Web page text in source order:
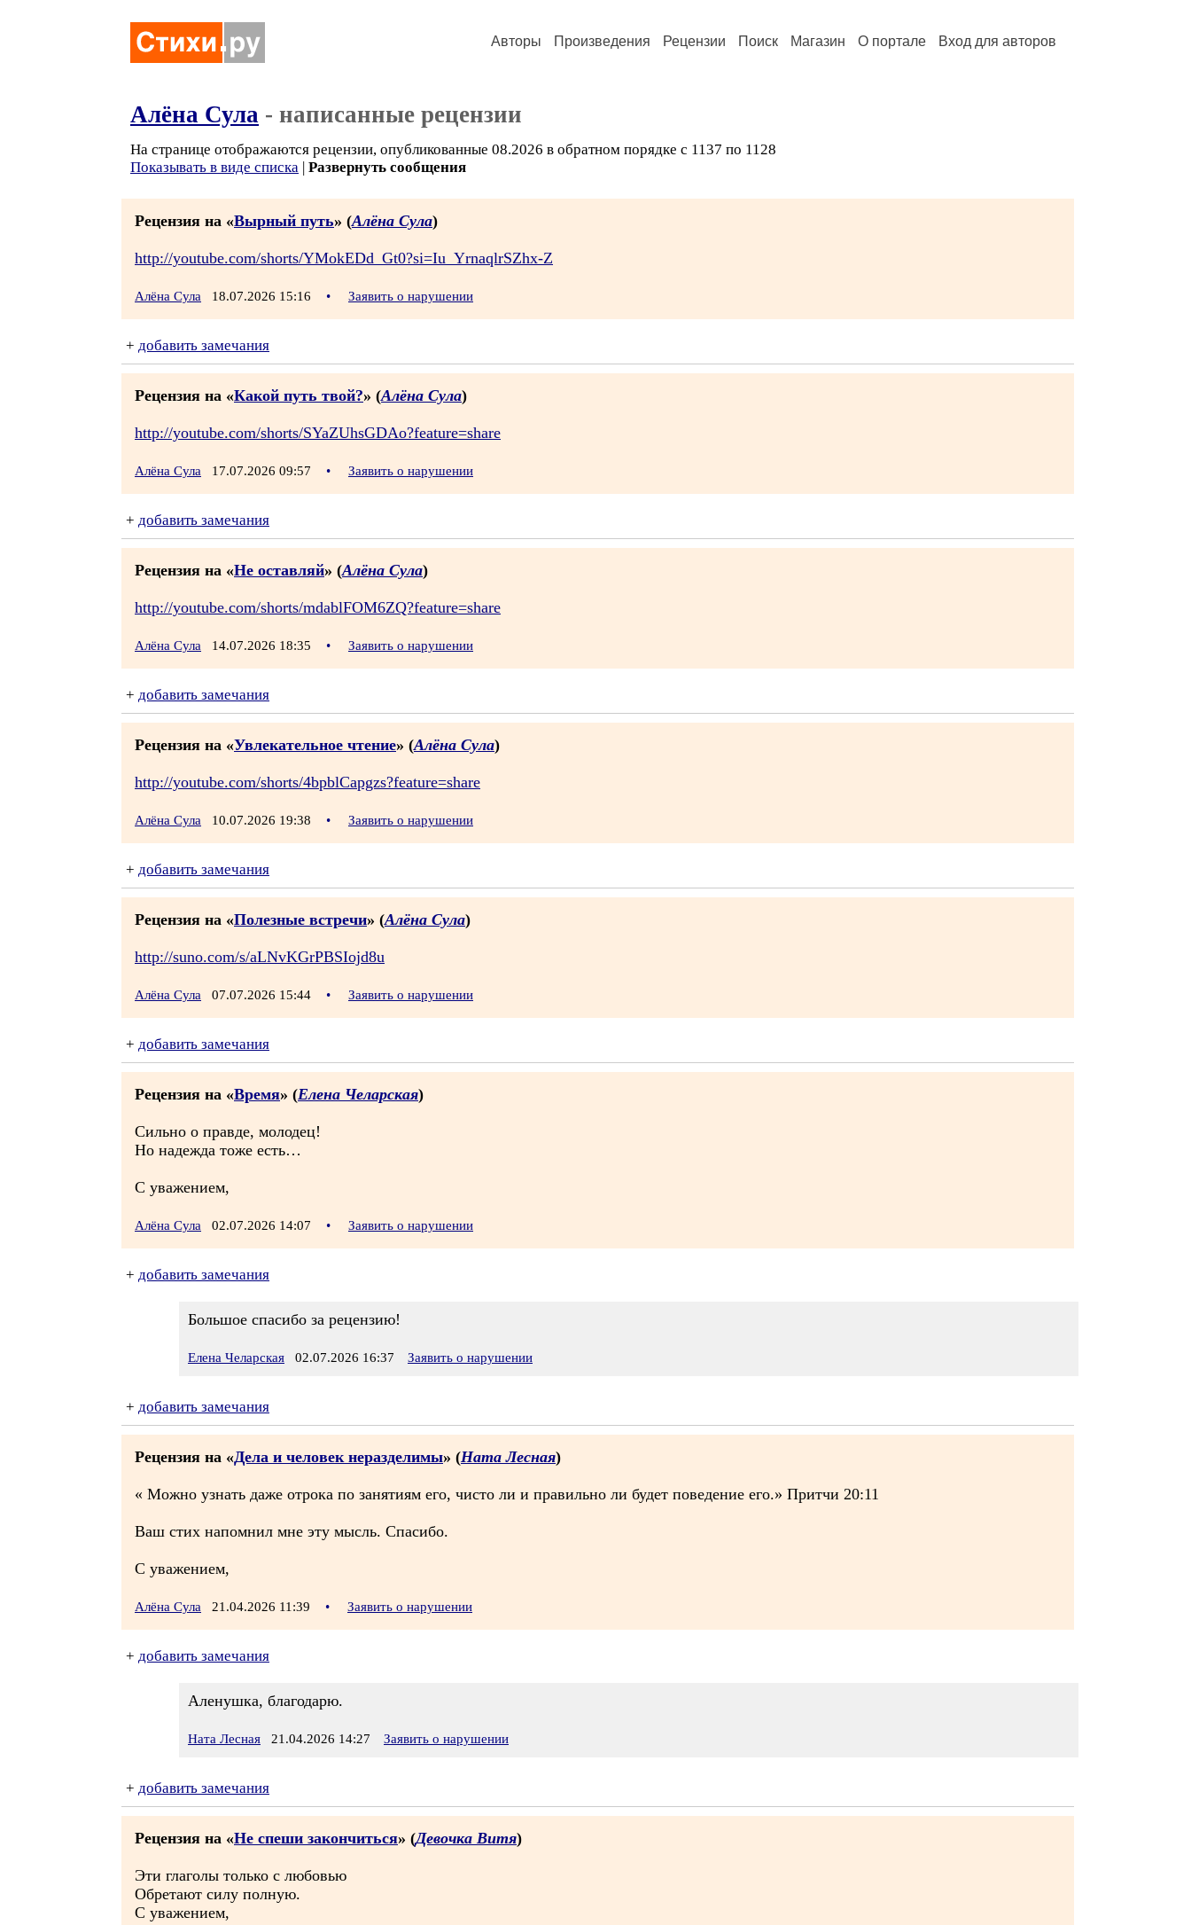
Авторы Произведения Рецензии Поиск Магазин О портале Вход для авторов
Алёна Сула - написанные рецензии
На странице отображаются рецензии, опубликованные 08.2026 в обратном порядке с 1137 по 1128
Показывать в виде списка | Развернуть сообщения
Рецензия на «Вырный путь» (Алёна Сула)
http://youtube.com/shorts/YMokEDd_Gt0?si=Iu_YrnaqlrSZhx-Z
Алёна Сула 18.07.2026 15:16 • Заявить о нарушении
+ добавить замечания
Рецензия на «Какой путь твой?» (Алёна Сула)
http://youtube.com/shorts/SYaZUhsGDAo?feature=share
Алёна Сула 17.07.2026 09:57 • Заявить о нарушении
+ добавить замечания
Рецензия на «Не оставляй» (Алёна Сула)
http://youtube.com/shorts/mdablFOM6ZQ?feature=share
Алёна Сула 14.07.2026 18:35 • Заявить о нарушении
+ добавить замечания
Рецензия на «Увлекательное чтение» (Алёна Сула)
http://youtube.com/shorts/4bpblCapgzs?feature=share
Алёна Сула 10.07.2026 19:38 • Заявить о нарушении
+ добавить замечания
Рецензия на «Полезные встречи» (Алёна Сула)
http://suno.com/s/aLNvKGrPBSIojd8u
Алёна Сула 07.07.2026 15:44 • Заявить о нарушении
+ добавить замечания
Рецензия на «Время» (Елена Челарская)
Сильно о правде, молодец!
Но надежда тоже есть…
С уважением,
Алёна Сула 02.07.2026 14:07 • Заявить о нарушении
+ добавить замечания
Большое спасибо за рецензию!
Елена Челарская 02.07.2026 16:37 Заявить о нарушении
+ добавить замечания
Рецензия на «Дела и человек неразделимы» (Ната Лесная)
« Можно узнать даже отрока по занятиям его, чисто ли и правильно ли будет поведение его.» Притчи 20:11
Ваш стих напомнил мне эту мысль. Спасибо.
С уважением,
Алёна Сула 21.04.2026 11:39 • Заявить о нарушении
+ добавить замечания
Аленушка, благодарю.
Ната Лесная 21.04.2026 14:27 Заявить о нарушении
+ добавить замечания
Рецензия на «Не спеши закончиться» (Девочка Витя)
Эти глаголы только с любовью
Обретают силу полную.
С уважением,